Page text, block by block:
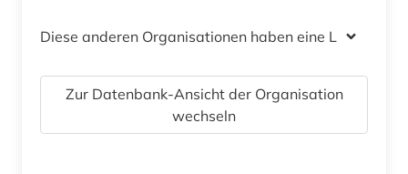
Diese anderen Organisationen haben eine Lizenz
Zur Datenbank-Ansicht der Organisation
wechseln